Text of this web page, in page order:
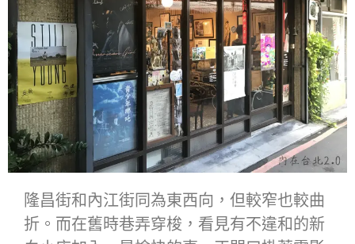
隆昌街和內江街同為東西向，但較窄也較曲
折。而在舊時巷弄穿梭，看見有不違和的新